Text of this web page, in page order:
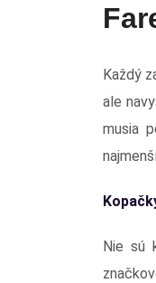
Každý
ale
musia
Nie sú